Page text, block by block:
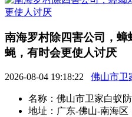
南海罗村除四害公司，
蝇，有时会更使人讨厌
2026-08-04 19:18:22 佛山市卫
名称： 佛山市卫家白蚁
地址： 广东-佛山-南海区